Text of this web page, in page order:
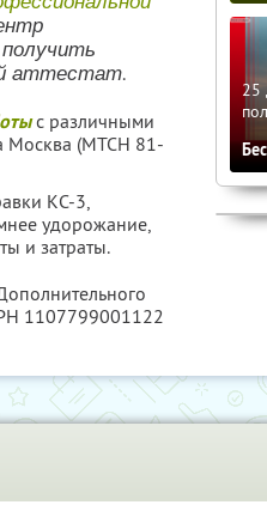
аттестат.
с различными
Москва (МТСН 81-
КС-3,
удорожание,
и затраты.
1107799001122
25